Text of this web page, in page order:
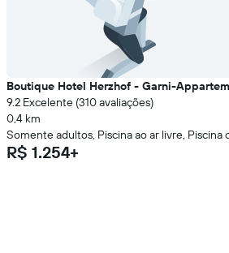
Boutique Hotel Herzhof - Garni-
9.2 Excelente (310 avaliações)
0,4 km
Somente adultos, Piscina ao ar livre, Piscina
R$ 1.254+